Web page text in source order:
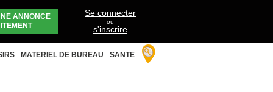
ANNONCE
Se connecter
ou
s'inscrire
MATERIEL DE BUREAU SANTE